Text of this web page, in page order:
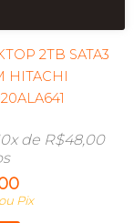
2TB SATA3
HITACHI
de R$48,00
Pix